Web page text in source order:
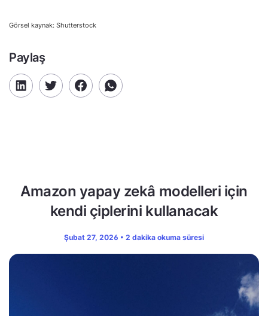
Görsel kaynak: Shutterstock
Paylaş
Amazon yapay zekâ modelleri için
kendi çiplerini kullanacak
Şubat 27, 2026 • 2 dakika okuma süresi